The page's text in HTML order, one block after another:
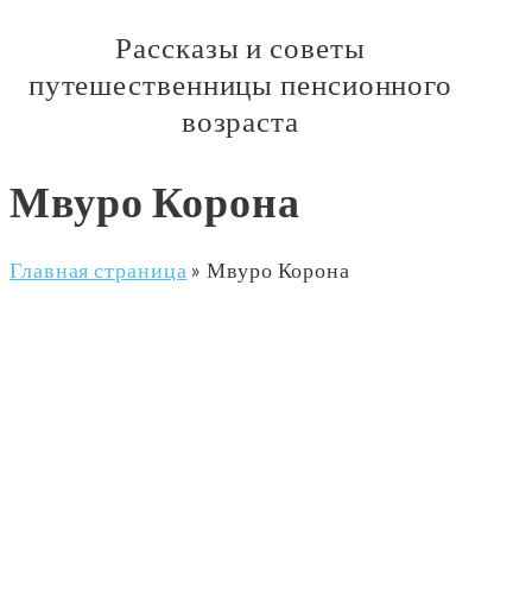
Рассказы и советы
путешественницы пенсионного
возраста
Мвуро Корона
Главная страница »Мвуро Корона